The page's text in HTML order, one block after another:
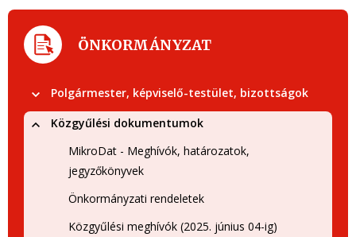
ÖNKORMÁNYZAT
Polgármester, képviselő-testület, bizottságok
Közgyűlési dokumentumok
MikroDat - Meghívók, határozatok,
jegyzőkönyvek
Önkormányzati rendeletek
Közgyűlési meghívók (2025. június 04-ig)